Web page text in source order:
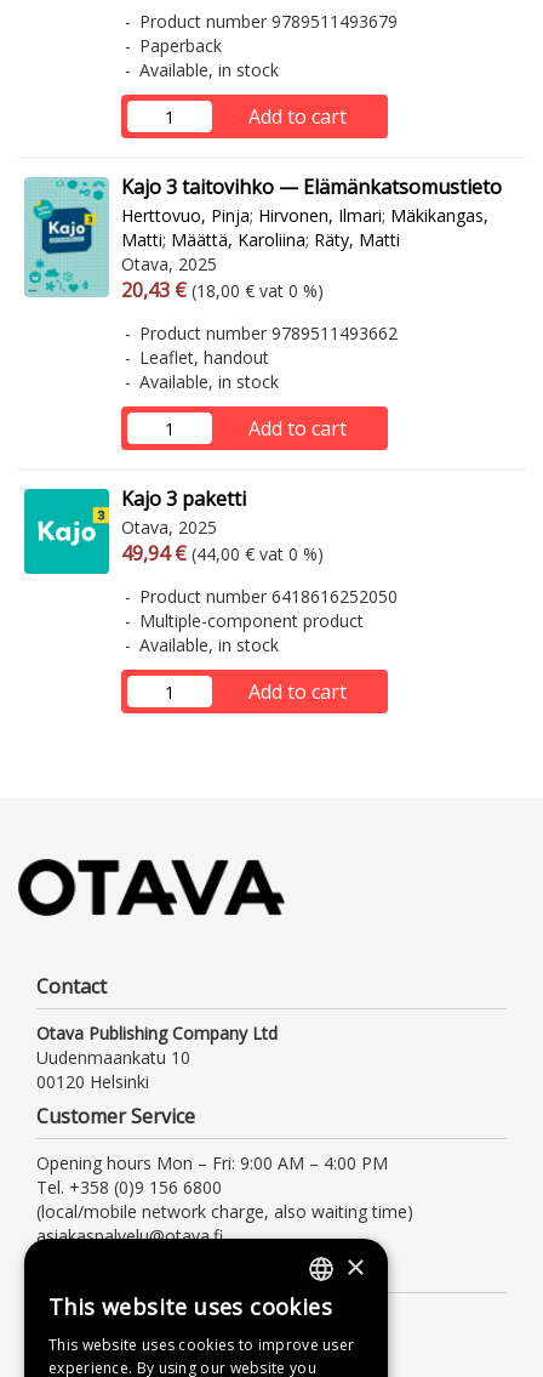
Product number 9789511493679
Paperback
Available, in stock
Add to cart
Kajo 3 taitovihko — Elämänkatsomustieto
Herttovuo, Pinja; Hirvonen, Ilmari; Mäkikangas,
Matti; Määttä, Karoliina; Räty, Matti
Otava, 2025
Arvonlisäverollinen hinta
20,43 € Excl. vat
(18,00 € vat 0 %)
Product number 9789511493662
Leaflet, handout
Available, in stock
Add to cart
Kajo 3 paketti
Otava, 2025
Arvonlisäverollinen hinta
49,94 € Excl. vat
(44,00 € vat 0 %)
Product number 6418616252050
Multiple-component product
Available, in stock
Add to cart
Contact
Otava Publishing Company Ltd
Uudenmaankatu 10
00120 Helsinki
Customer Service
Opening hours Mon – Fri: 9:00 AM – 4:00 PM
Tel. +358 (0)9 156 6800
(local/mobile network charge, also waiting time)
asiakaspalvelu@otava.fi
Terms of delivery
Instructions
FINNISH
SWEDISH
×
This website uses cookies
This website uses cookies to improve user
experience. By using our website you